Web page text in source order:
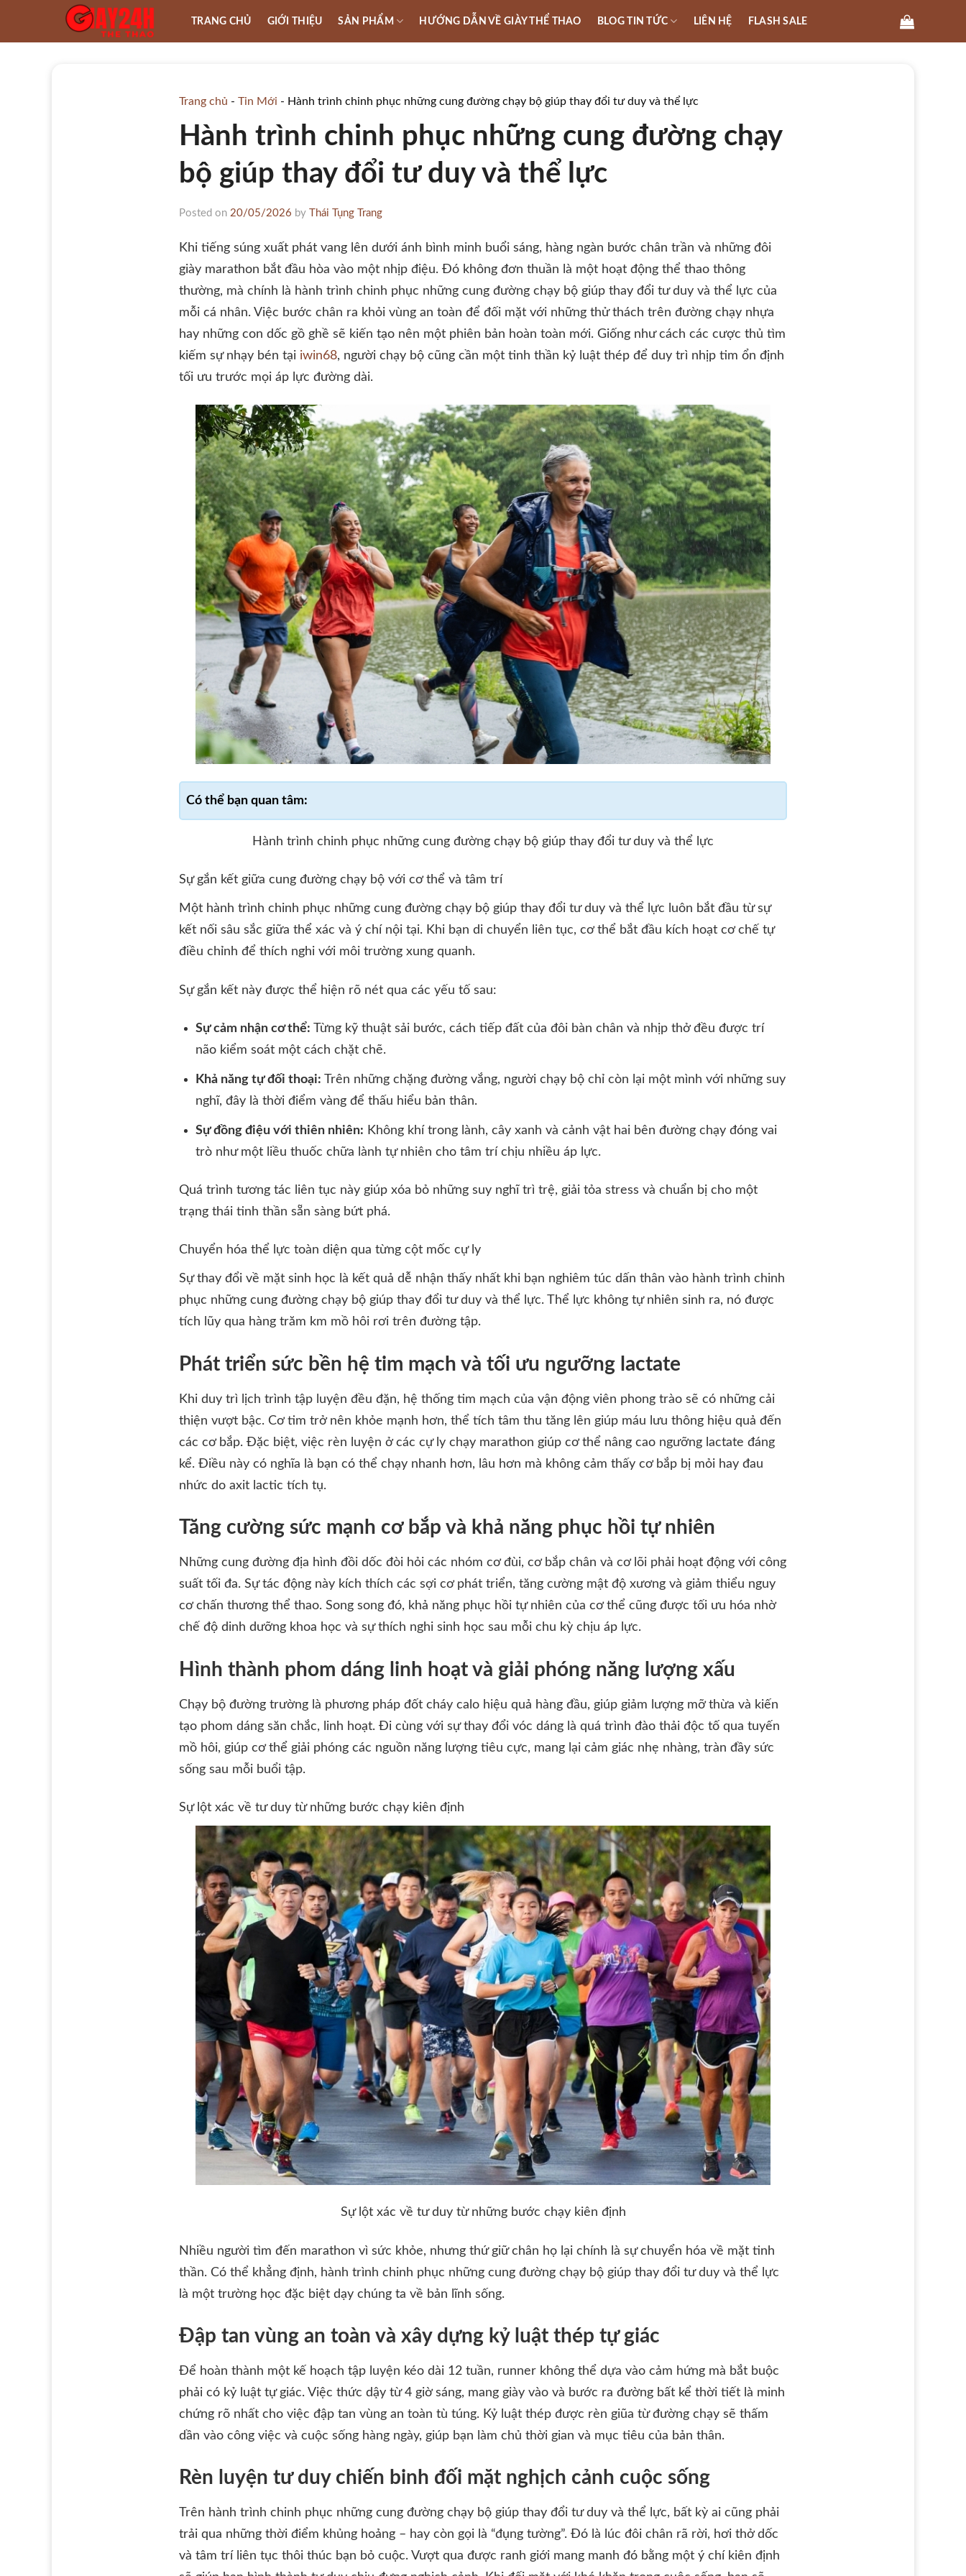
content
TRANG CHỦ GIỚI THIỆU SẢN PHẨM HƯỚNG DẪN VỀ GIÀY THỂ THAO BLOG TIN TỨC LIÊN HỆ FLASH SALE
Trang chủ - Tin Mới - Hành trình chinh phục những cung đường chạy bộ giúp thay đổi tư duy và thể lực
Hành trình chinh phục những cung đường chạy
bộ giúp thay đổi tư duy và thể lực
Posted on 20/05/2026 by Thái Tụng Trang
Khi tiếng súng xuất phát vang lên dưới ánh bình minh buổi sáng, hàng ngàn bước chân trần và những đôi
giày marathon bắt đầu hòa vào một nhịp điệu. Đó không đơn thuần là một hoạt động thể thao thông
thường, mà chính là hành trình chinh phục những cung đường chạy bộ giúp thay đổi tư duy và thể lực của
mỗi cá nhân. Việc bước chân ra khỏi vùng an toàn để đối mặt với những thử thách trên đường chạy nhựa
hay những con dốc gồ ghề sẽ kiến tạo nên một phiên bản hoàn toàn mới. Giống như cách các cược thủ tìm
kiếm sự nhạy bén tại iwin68, người chạy bộ cũng cần một tinh thần kỷ luật thép để duy trì nhịp tim ổn định
tối ưu trước mọi áp lực đường dài.
Hành trình chinh phục những cung đường chạy bộ giúp thay đổi tư duy và thể lực
Sự gắn kết giữa cung đường chạy bộ với cơ thể và tâm trí
Một hành trình chinh phục những cung đường chạy bộ giúp thay đổi tư duy và thể lực luôn bắt đầu từ sự
kết nối sâu sắc giữa thể xác và ý chí nội tại. Khi bạn di chuyển liên tục, cơ thể bắt đầu kích hoạt cơ chế tự
điều chỉnh để thích nghi với môi trường xung quanh.
Sự gắn kết này được thể hiện rõ nét qua các yếu tố sau:
Sự cảm nhận cơ thể: Từng kỹ thuật sải bước, cách tiếp đất của đôi bàn chân và nhịp thở đều được trí
não kiểm soát một cách chặt chẽ.
Khả năng tự đối thoại: Trên những chặng đường vắng, người chạy bộ chỉ còn lại một mình với những suy
nghĩ, đây là thời điểm vàng để thấu hiểu bản thân.
Sự đồng điệu với thiên nhiên: Không khí trong lành, cây xanh và cảnh vật hai bên đường chạy đóng vai
trò như một liều thuốc chữa lành tự nhiên cho tâm trí chịu nhiều áp lực.
Quá trình tương tác liên tục này giúp xóa bỏ những suy nghĩ trì trệ, giải tỏa stress và chuẩn bị cho một
trạng thái tinh thần sẵn sàng bứt phá.
Chuyển hóa thể lực toàn diện qua từng cột mốc cự ly
Sự thay đổi về mặt sinh học là kết quả dễ nhận thấy nhất khi bạn nghiêm túc dấn thân vào hành trình chinh
phục những cung đường chạy bộ giúp thay đổi tư duy và thể lực. Thể lực không tự nhiên sinh ra, nó được
tích lũy qua hàng trăm km mồ hôi rơi trên đường tập.
Phát triển sức bền hệ tim mạch và tối ưu ngưỡng lactate
Khi duy trì lịch trình tập luyện đều đặn, hệ thống tim mạch của vận động viên phong trào sẽ có những cải
thiện vượt bậc. Cơ tim trở nên khỏe mạnh hơn, thể tích tâm thu tăng lên giúp máu lưu thông hiệu quả đến
các cơ bắp. Đặc biệt, việc rèn luyện ở các cự ly chạy marathon giúp cơ thể nâng cao ngưỡng lactate đáng
kể. Điều này có nghĩa là bạn có thể chạy nhanh hơn, lâu hơn mà không cảm thấy cơ bắp bị mỏi hay đau
nhức do axit lactic tích tụ.
Tăng cường sức mạnh cơ bắp và khả năng phục hồi tự nhiên
Những cung đường địa hình đồi dốc đòi hỏi các nhóm cơ đùi, cơ bắp chân và cơ lõi phải hoạt động với công
suất tối đa. Sự tác động này kích thích các sợi cơ phát triển, tăng cường mật độ xương và giảm thiểu nguy
cơ chấn thương thể thao. Song song đó, khả năng phục hồi tự nhiên của cơ thể cũng được tối ưu hóa nhờ
chế độ dinh dưỡng khoa học và sự thích nghi sinh học sau mỗi chu kỳ chịu áp lực.
Hình thành phom dáng linh hoạt và giải phóng năng lượng xấu
Chạy bộ đường trường là phương pháp đốt cháy calo hiệu quả hàng đầu, giúp giảm lượng mỡ thừa và kiến
tạo phom dáng săn chắc, linh hoạt. Đi cùng với sự thay đổi vóc dáng là quá trình đào thải độc tố qua tuyến
mồ hôi, giúp cơ thể giải phóng các nguồn năng lượng tiêu cực, mang lại cảm giác nhẹ nhàng, tràn đầy sức
sống sau mỗi buổi tập.
Sự lột xác về tư duy từ những bước chạy kiên định
Sự lột xác về tư duy từ những bước chạy kiên định
Nhiều người tìm đến marathon vì sức khỏe, nhưng thứ giữ chân họ lại chính là sự chuyển hóa về mặt tinh
thần. Có thể khẳng định, hành trình chinh phục những cung đường chạy bộ giúp thay đổi tư duy và thể lực
là một trường học đặc biệt dạy chúng ta về bản lĩnh sống.
Đập tan vùng an toàn và xây dựng kỷ luật thép tự giác
Để hoàn thành một kế hoạch tập luyện kéo dài 12 tuần, runner không thể dựa vào cảm hứng mà bắt buộc
phải có kỷ luật tự giác. Việc thức dậy từ 4 giờ sáng, mang giày vào và bước ra đường bất kể thời tiết là minh
chứng rõ nhất cho việc đập tan vùng an toàn tù túng. Kỷ luật thép được rèn giũa từ đường chạy sẽ thấm
dần vào công việc và cuộc sống hàng ngày, giúp bạn làm chủ thời gian và mục tiêu của bản thân.
Rèn luyện tư duy chiến binh đối mặt nghịch cảnh cuộc sống
Trên hành trình chinh phục những cung đường chạy bộ giúp thay đổi tư duy và thể lực, bất kỳ ai cũng phải
trải qua những thời điểm khủng hoảng – hay còn gọi là “đụng tường”. Đó là lúc đôi chân rã rời, hơi thở dốc
và tâm trí liên tục thôi thúc bạn bỏ cuộc. Vượt qua được ranh giới mang manh đó bằng một ý chí kiên định